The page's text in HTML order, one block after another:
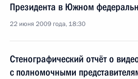
Президента в Южном
22 июня 2009 года, 18:30
Стенографический отчёт о
с полномочными